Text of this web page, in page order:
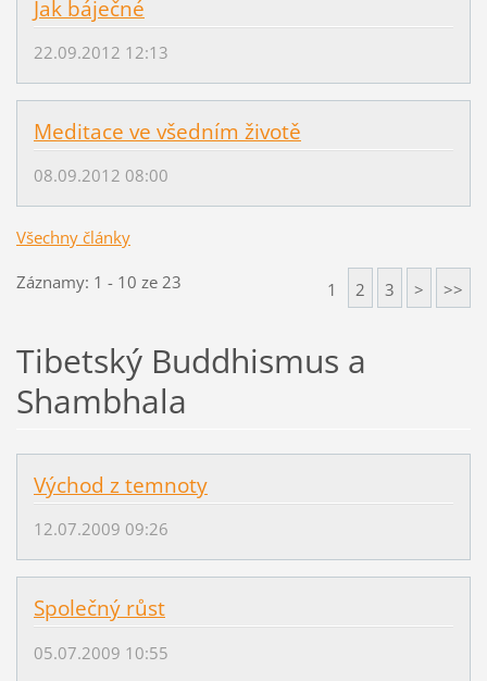
Jak báječné
22.09.2012 12:13
Meditace ve všedním životě
08.09.2012 08:00
Všechny články
Záznamy: 1 - 10 ze 23 1 2 3 > >>
Tibetský Buddhismus a
Shambhala
Východ z temnoty
12.07.2009 09:26
Společný růst
05.07.2009 10:55